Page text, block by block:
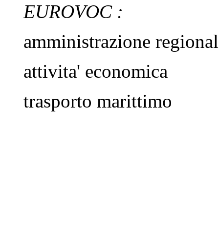
EUROVOC :
amministrazione
attivita' economica
trasporto marittimo